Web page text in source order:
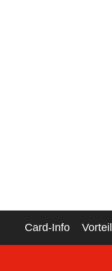
Card-Info